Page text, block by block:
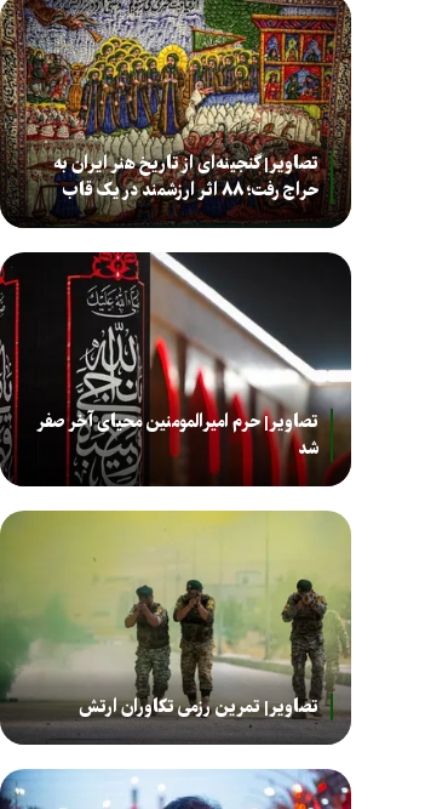
تصاویر| گنجینه‌ای از تاریخ هنر ایران به
حراج رفت؛ ۸۸ اثر ارزشمند در یک قاب
تصاویر| حرم امیرالمومنین محیای آخر صفر
شد
تصاویر| تمرین رزمی تکاوران ارتش